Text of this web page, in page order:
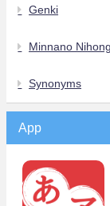
Genki
Minnano
Synonyms
App